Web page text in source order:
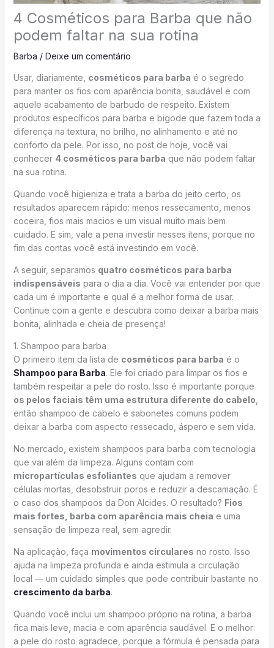
4 Cosméticos para Barba que não
podem faltar na sua rotina
Barba / Deixe um comentário
Usar, diariamente, cosméticos para barba é o segredo
para manter os fios com aparência bonita, saudável e com
aquele acabamento de barbudo de respeito. Existem
produtos específicos para barba e bigode que fazem toda a
diferença na textura, no brilho, no alinhamento e até no
conforto da pele. Por isso, no post de hoje, você vai
conhecer 4 cosméticos para barba que não podem faltar
na sua rotina.
Quando você higieniza e trata a barba do jeito certo, os
resultados aparecem rápido: menos ressecamento, menos
coceira, fios mais macios e um visual muito mais bem
cuidado. E sim, vale a pena investir nesses itens, porque no
fim das contas você está investindo em você.
A seguir, separamos quatro cosméticos para barba
indispensáveis para o dia a dia. Você vai entender por que
cada um é importante e qual é a melhor forma de usar.
Continue com a gente e descubra como deixar a barba mais
bonita, alinhada e cheia de presença!
1. Shampoo para barba
O primeiro item da lista de cosméticos para barba é o
Shampoo para Barba. Ele foi criado para limpar os fios e
também respeitar a pele do rosto. Isso é importante porque
os pelos faciais têm uma estrutura diferente do cabelo
então shampoo de cabelo e sabonetes comuns podem
deixar a barba com aspecto ressecado, áspero e sem vida.
No mercado, existem shampoos para barba com tecnologia
que vai além da limpeza. Alguns contam com
micropartículas esfoliantes que ajudam a remover
células mortas, desobstruir poros e reduzir a descamação. É
o caso dos shampoos da Don Alcides. O resultado? Fios
mais fortes, barba com aparência mais cheia e uma
sensação de limpeza real, sem agredir.
Na aplicação, faça movimentos circulares no rosto. Isso
ajuda na limpeza profunda e ainda estimula a circulação
local — um cuidado simples que pode contribuir bastante no
crescimento da barba.
Quando você inclui um shampoo próprio na rotina, a barba
fica mais leve, macia e com aparência saudável. E o melhor:
a pele do rosto agradece, porque a fórmula é pensada para